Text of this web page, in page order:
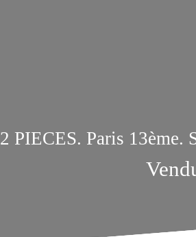
2 PIECES. Paris 13ème.